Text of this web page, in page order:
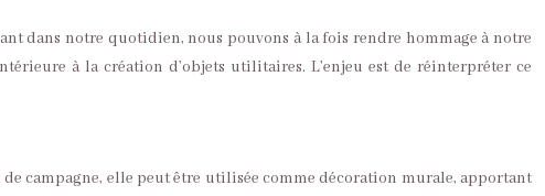
dans notre quotidien, nous pouvons à la fois rendre hommage à notre
à la création d’objets utilitaires. L’enjeu est de réinterpréter ce
campagne, elle peut être utilisée comme décoration murale, apportant